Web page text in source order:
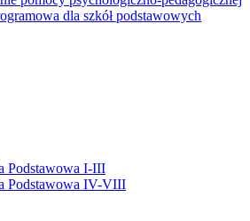
dla szkół podstawowych
Podstawowa I-III
Podstawowa IV-VIII